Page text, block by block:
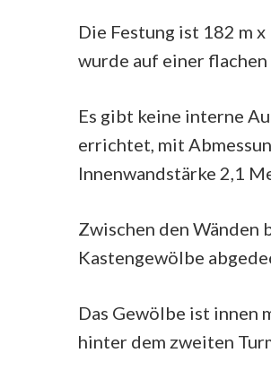
Die Festung ist 182 m
wurde auf einer
Es gibt keine interne
errichtet, mit
Innenwandstärke 2,1
Zwischen den Wänden
Kastengewölbe
Das Gewölbe ist innen
hinter dem zweiten